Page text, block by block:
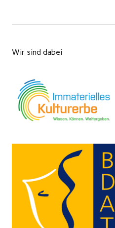
Wir sind dabei